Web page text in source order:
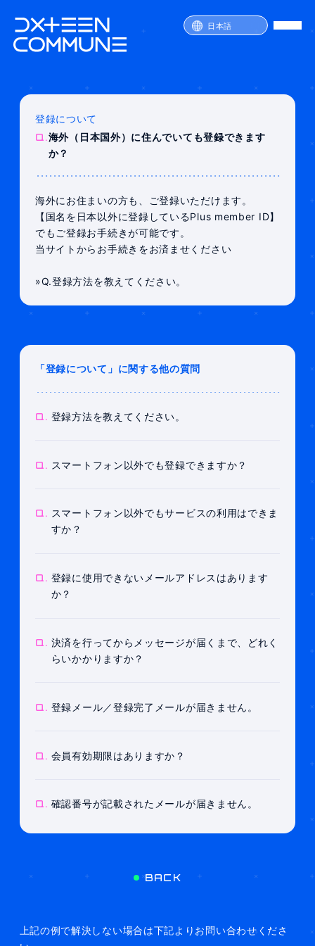
日本語
SERVICE
FAQ
JOIN
LOGIN
登録について
Q.海外（日本国外）に住んでいても登録できます
か？
海外にお住まいの方も、ご登録いただけます。
【国名を日本以外に登録しているPlus member ID】
でもご登録お手続きが可能です。
当サイトからお手続きをお済ませください
»Q.登録方法を教えてください。
「登録について」に関する他の質問
Q. 登録方法を教えてください。
Q. スマートフォン以外でも登録できますか？
Q. スマートフォン以外でもサービスの利用はできま
すか？
Q. 登録に使用できないメールアドレスはあります
か？
Q. 決済を行ってからメッセージが届くまで、どれく
らいかかりますか？
Q. 登録メール／登録完了メールが届きません。
Q. 会員有効期限はありますか？
Q. 確認番号が記載されたメールが届きません。
BACK
上記の例で解決しない場合は下記よりお問い合わせくださ